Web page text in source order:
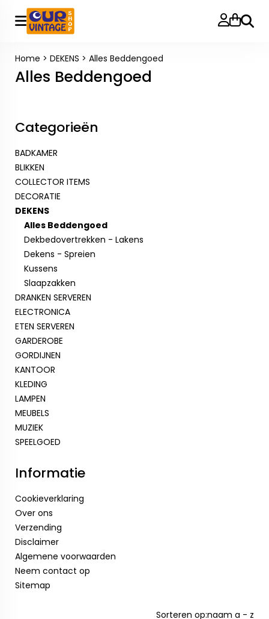
Home > DEKENS > Alles Beddengoed
Alles Beddengoed
Categorieën
BADKAMER
BLIKKEN
COLLECTOR ITEMS
DECORATIE
DEKENS
Alles Beddengoed
Dekbedovertrekken - Lakens
Dekens - Spreien
Kussens
Slaapzakken
DRANKEN SERVEREN
ELECTRONICA
ETEN SERVEREN
GARDEROBE
GORDIJNEN
KANTOOR
KLEDING
LAMPEN
MEUBELS
MUZIEK
SPEELGOED
Informatie
Cookieverklaring
Over ons
Verzending
Disclaimer
Algemene voorwaarden
Neem contact op
Sitemap
Sorteren op:naam a - z